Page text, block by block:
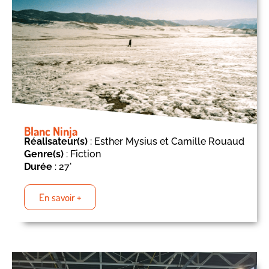
Blanc Ninja
Réalisateur(s) : Esther Mysius et Camille Rouaud
Genre(s) : Fiction
Durée : 27'
En savoir +